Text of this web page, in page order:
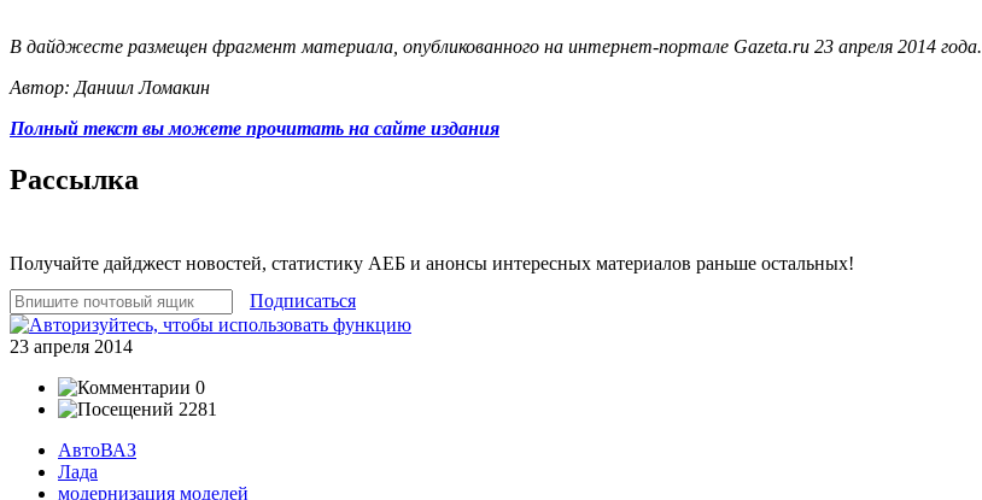
В дайджесте размещен фрагмент материала, опубликованного на интернет-портале Gazeta.ru 23 апреля 2014 года.
Автор: Даниил Ломакин
Полный текст вы можете прочитать на сайте издания
Рассылка
Получайте дайджест новостей, статистику АЕБ и анонсы интересных материалов раньше остальных!
Подписаться
23 апреля 2014
0
2281
АвтоВАЗ
Лада
модернизация моделей